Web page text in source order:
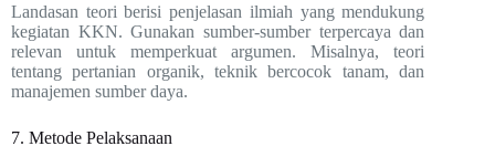
Landasan teori berisi penjelasan ilmiah yang mendukung
kegiatan KKN. Gunakan sumber-sumber terpercaya dan
relevan untuk memperkuat argumen. Misalnya, teori
tentang pertanian organik, teknik bercocok tanam, dan
manajemen sumber daya.
7. Metode Pelaksanaan